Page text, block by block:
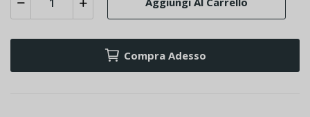
Compra Adesso